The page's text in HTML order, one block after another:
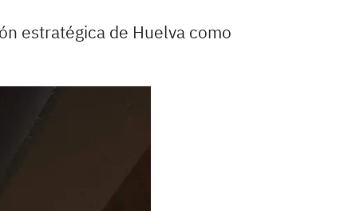
estratégica de Huelva como